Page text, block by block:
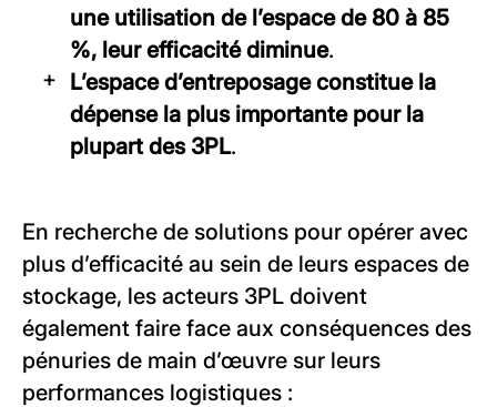
une utilisation de l’espace de 80 à 85
%, leur efficacité diminue.
L’espace d’entreposage constitue la
dépense la plus importante pour la
plupart des 3PL.
En recherche de solutions pour opérer avec
plus d’efficacité au sein de leurs espaces de
stockage, les acteurs 3PL doivent
également faire face aux conséquences des
pénuries de main d’œuvre sur leurs
performances logistiques :